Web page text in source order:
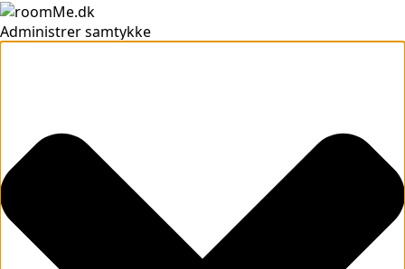
Administrer samtykke